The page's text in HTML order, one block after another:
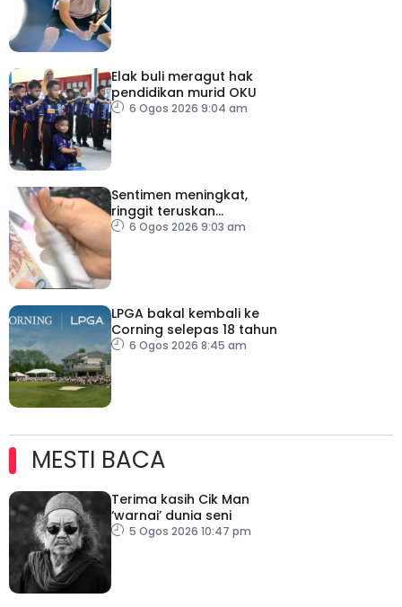
Elak buli meragut hak
pendidikan murid OKU
6 Ogos 2026 9:04 am
Sentimen meningkat,
ringgit teruskan
momentum mengukuh
6 Ogos 2026 9:03 am
LPGA bakal kembali ke
Corning selepas 18 tahun
6 Ogos 2026 8:45 am
MESTI BACA
Terima kasih Cik Man
‘warnai’ dunia seni
5 Ogos 2026 10:47 pm